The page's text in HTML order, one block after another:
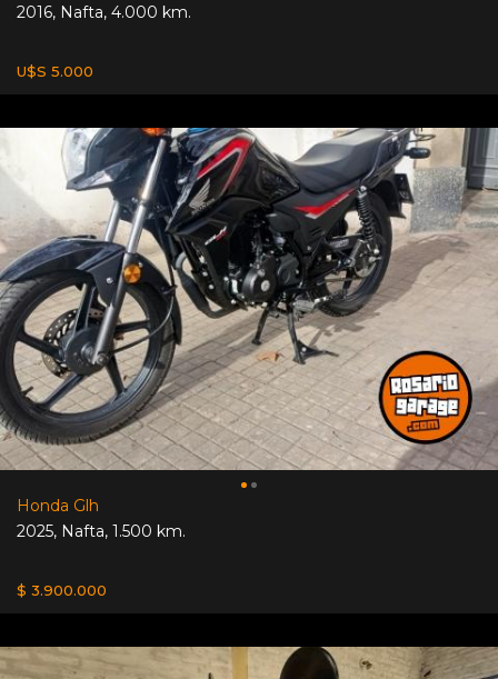
2016, Nafta, 4.000 km.
U$S 5.000
Honda Glh
2025, Nafta, 1.500 km.
$ 3.900.000